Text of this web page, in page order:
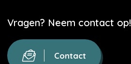
Vragen? Neem contact op!
Contact